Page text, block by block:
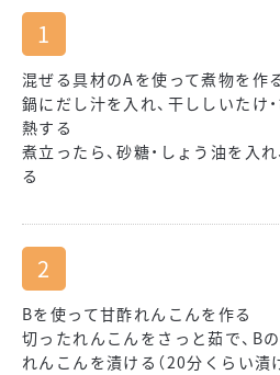
混ぜる具材のAを使って煮物を作
鍋にだし汁を入れ、干ししいたけ
熱する
煮立ったら、砂糖・しょう油を入
る
Bを使って甘酢れんこんを作る
切ったれんこんをさっと茹で、B
れんこんを漬ける（20分くらい漬